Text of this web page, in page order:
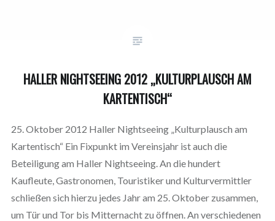
HALLER NIGHTSEEING 2012 „KULTURPLAUSCH AM
KARTENTISCH“
25. Oktober 2012 Haller Nightseeing „Kulturplausch am
Kartentisch“ Ein Fixpunkt im Vereinsjahr ist auch die
Beteiligung am Haller Nightseeing. An die hundert
Kaufleute, Gastronomen, Touristiker und Kulturvermittler
schließen sich hierzu jedes Jahr am 25. Oktober zusammen,
um Tür und Tor bis Mitternacht zu öffnen. An verschiedenen